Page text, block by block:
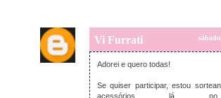
Vi Furrati
Adorei e quero todas!
Se quiser participar, estou
acessórios lá